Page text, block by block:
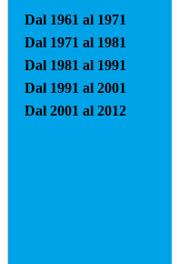
Dal 1961 al 1971
Dal 1971 al 1981
Dal 1981 al 1991
Dal 1991 al 2001
Dal 2001 al 2012